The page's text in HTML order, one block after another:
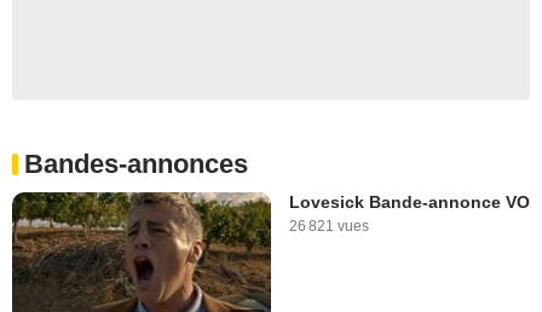
Bandes-annonces
Lovesick Bande-annonce VO
26 821 vues